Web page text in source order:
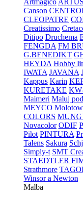
Artmagico ARTUŠ
Canson
CLEOPATRE
Creatissimo
Ditipo Druchema
FENGDA FM
G.BENEDIKT
HEYDA Hobby
IWATA JAVANA
Kappus Karin
KURETAKE
Maimeri Maluj
MEYCO Molotow
COLORS
Novacolor ODIF
Pilot PINTURA
Talens Sakura
Simply-t SMT
STAEDTLER
Strathmore
Winsor a Newton
Malba